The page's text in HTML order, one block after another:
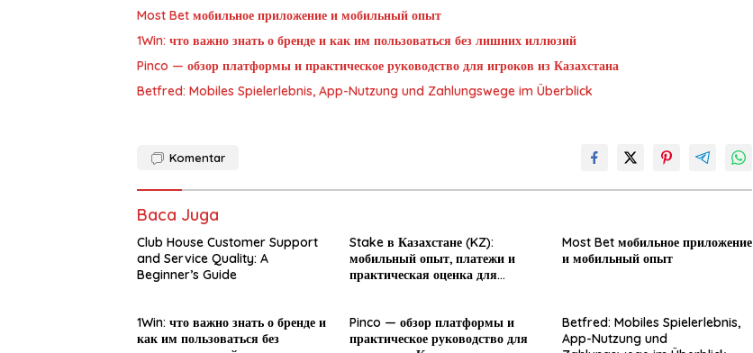
Most Bet мобильное приложение и мобильный опыт
1Win: что важно знать о бренде и как им пользоваться без лишних иллюзий
Pinco — обзор платформы и практическое руководство для игроков из Казахстана
Betfred: Mobiles Spielerlebnis, App-Nutzung und Zahlungswege im Überblick
Komentar
Baca Juga
Club House Customer Support
and Service Quality: A
Beginner’s Guide
Stake в Казахстане (KZ):
мобильный опыт, платежи и
практическая оценка для
Most Bet мобильное приложение
и мобильный опыт
1Win: что важно знать о бренде и
как им пользоваться без
Pinco — обзор платформы и
практическое руководство для
Betfred: Mobiles Spielerlebnis,
App-Nutzung und